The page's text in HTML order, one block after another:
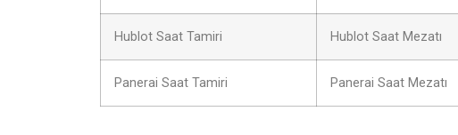
Hublot Saat Tamiri Hublot Saat Mezatı
Panerai Saat Tamiri Panerai Saat Mezatı